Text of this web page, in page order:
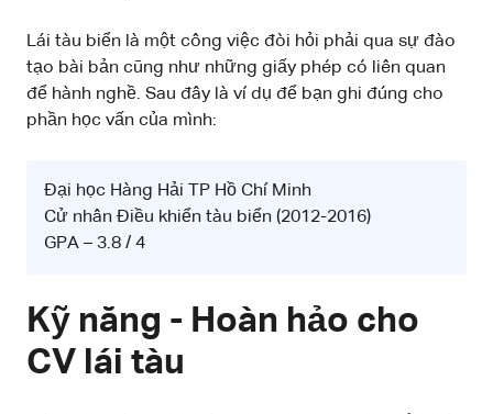
Lái tàu biển là một công việc đòi hỏi phải qua sự đào
tạo bài bản cũng như những giấy phép có liên quan
để hành nghề. Sau đây là ví dụ để bạn ghi đúng cho
phần học vấn của mình:
Đại học Hàng Hải TP Hồ Chí Minh
Cử nhân Điều khiển tàu biển (2012-2016)
GPA – 3.8 / 4
Kỹ năng - Hoàn hảo cho
CV lái tàu